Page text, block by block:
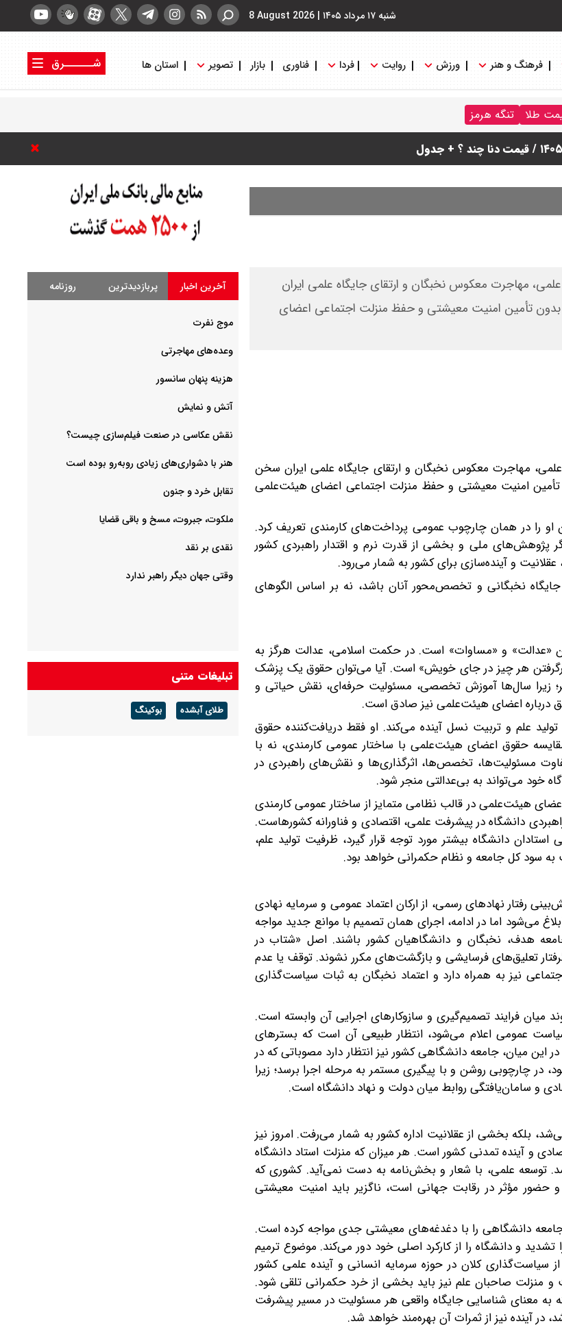
شنبه ۱۷ مرداد ۱۴۰۵ |
8 August 2026
فرهنگ و هنر ورزش روایت فردا فناوری بازار تصویر استان ها
شــــــرق
طلا تنگه هرمز
مهاجرت معکوس نخبگان و ارتقای جایگاه علمی ایران
تأمین امنیت معیشتی و حفظ منزلت اجتماعی اعضای
مهاجرت معکوس نخبگان و ارتقای جایگاه علمی ایران سخن
امنیت معیشتی و حفظ منزلت اجتماعی اعضای هیئت‌علمی
را در همان چارچوب عمومی پرداخت‌های کارمندی تعریف کرد.
پژوهش‌های ملی و بخشی از قدرت نرم و اقتدار راهبردی کشور
و آینده‌سازی برای کشور به شمار می‌رود.
نخبگانی و تخصص‌محور آنان باشد، نه بر اساس الگوهای
«عدالت» و «مساوات» است. در حکمت اسلامی، عدالت هرگز به
هر چیز در جای خویش» است. آیا می‌توان حقوق یک پزشک
زیرا سال‌ها آموزش تخصصی، مسئولیت حرفه‌ای، نقش حیاتی و
درباره اعضای هیئت‌علمی نیز صادق است.
علم و تربیت نسل آینده می‌کند. او فقط دریافت‌کننده حقوق
حقوق اعضای هیئت‌علمی با ساختار عمومی کارمندی، نه با
مسئولیت‌ها، تخصص‌ها، اثرگذاری‌ها و نقش‌های راهبردی در
خود می‌تواند به بی‌عدالتی منجر شود.
هیئت‌علمی در قالب نظامی متمایز از ساختار عمومی کارمندی
دانشگاه در پیشرفت علمی، اقتصادی و فناورانه کشورهاست.
دانشگاه بیشتر مورد توجه قرار گیرد، ظرفیت تولید علم،
به سود کل جامعه و نظام حکمرانی خواهد بود.
رفتار نهادهای رسمی، از ارکان اعتماد عمومی و سرمایه نهادی
اما در ادامه، اجرای همان تصمیم با موانع جدید مواجه
هدف، نخبگان و دانشگاهیان کشور باشند. اصل «شتاب در
تعلیق‌های فرسایشی و بازگشت‌های مکرر نشوند. توقف یا عدم
نیز به همراه دارد و اعتماد نخبگان به ثبات سیاست‌گذاری
میان فرایند تصمیم‌گیری و سازوکارهای اجرایی آن وابسته است.
عمومی اعلام می‌شود، انتظار طبیعی آن است که بسترهای
این میان، جامعه دانشگاهی کشور نیز انتظار دارد مصوباتی که در
چارچوبی روشن و با پیگیری مستمر به مرحله اجرا برسد؛ زیرا
و سامان‌یافتگی روابط میان دولت و نهاد دانشگاه است.
بلکه بخشی از عقلانیت اداره کشور به شمار می‌رفت. امروز نیز
و آینده تمدنی کشور است. هر میزان که منزلت استاد دانشگاه
توسعه علمی، با شعار و بخش‌نامه به دست نمی‌آید. کشوری که
حضور مؤثر در رقابت جهانی است، ناگزیر باید امنیت معیشتی
دانشگاهی را با دغدغه‌های معیشتی جدی مواجه کرده است.
و دانشگاه را از کارکرد اصلی خود دور می‌کند. موضوع ترمیم
کلان در حوزه سرمایه انسانی و آینده علمی کشور
صاحبان علم نیز باید بخشی از خرد حکمرانی تلقی شود.
معنای شناسایی جایگاه واقعی هر مسئولیت در مسیر پیشرفت
آینده نیز از ثمرات آن بهره‌مند خواهد شد.
آخرین اخبار پربازدیدترین روزنامه
موج نفرت
وعده‌های مهاجرتی
هزینه پنهان سانسور
آتش و نمایش
هنر با دشواری‌های زیادی روبه‌رو بوده است
تقابل خرد و جنون
ملکوت، جبروت، مسخ و باقی قضایا
نقدی بر نقد
وقتی جهان دیگر راهبر ندارد
تبلیغات متنی
طلای آبشده بوکینگ